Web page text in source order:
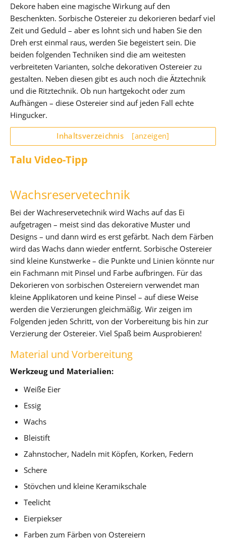
Dekore haben eine magische Wirkung auf den
Beschenkten. Sorbische Ostereier zu dekorieren bedarf viel
Zeit und Geduld – aber es lohnt sich und haben Sie den
Dreh erst einmal raus, werden Sie begeistert sein. Die
beiden folgenden Techniken sind die am weitesten
verbreiteten Varianten, solche dekorativen Ostereier zu
gestalten. Neben diesen gibt es auch noch die Ätztechnik
und die Ritztechnik. Ob nun hartgekocht oder zum
Aufhängen – diese Ostereier sind auf jeden Fall echte
Hingucker.
Inhaltsverzeichnis [anzeigen]
Talu Video-Tipp
Wachsreservetechnik
Bei der Wachreservetechnik wird Wachs auf das Ei
aufgetragen – meist sind das dekorative Muster und
Designs – und dann wird es erst gefärbt. Nach dem Färben
wird das Wachs dann wieder entfernt. Sorbische Ostereier
sind kleine Kunstwerke – die Punkte und Linien könnte nur
ein Fachmann mit Pinsel und Farbe aufbringen. Für das
Dekorieren von sorbischen Ostereiern verwendet man
kleine Applikatoren und keine Pinsel – auf diese Weise
werden die Verzierungen gleichmäßig. Wir zeigen im
Folgenden jeden Schritt, von der Vorbereitung bis hin zur
Verzierung der Ostereier. Viel Spaß beim Ausprobieren!
Material und Vorbereitung
Werkzeug und Materialien:
Weiße Eier
Essig
Wachs
Bleistift
Zahnstocher, Nadeln mit Köpfen, Korken, Federn
Schere
Stövchen und kleine Keramikschale
Teelicht
Eierpiekser
Farben zum Färben von Ostereiern